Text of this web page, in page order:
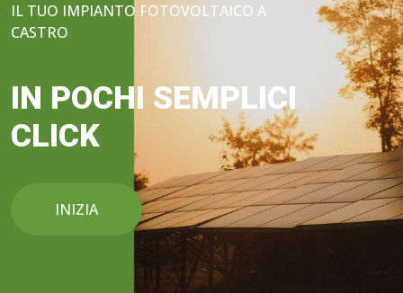
IL TUO IMPIANTO FOTOVOLTAICO A
CASTRO
IN POCHI SEMPLICI
CLICK
INIZIA